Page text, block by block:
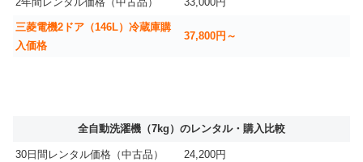
三菱電機2ドア（146L）冷蔵庫購
入価格
37,800円～
全自動洗濯機（7kg）のレンタル・購入比較
30日間レンタル価格（中古品） 24,200円